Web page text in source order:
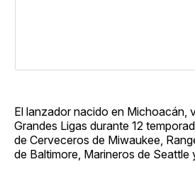
El lanzador nacido en Michoacán,
Grandes Ligas durante 12
de Cerveceros de Miwaukee,
de Baltimore, Marineros de Seattle